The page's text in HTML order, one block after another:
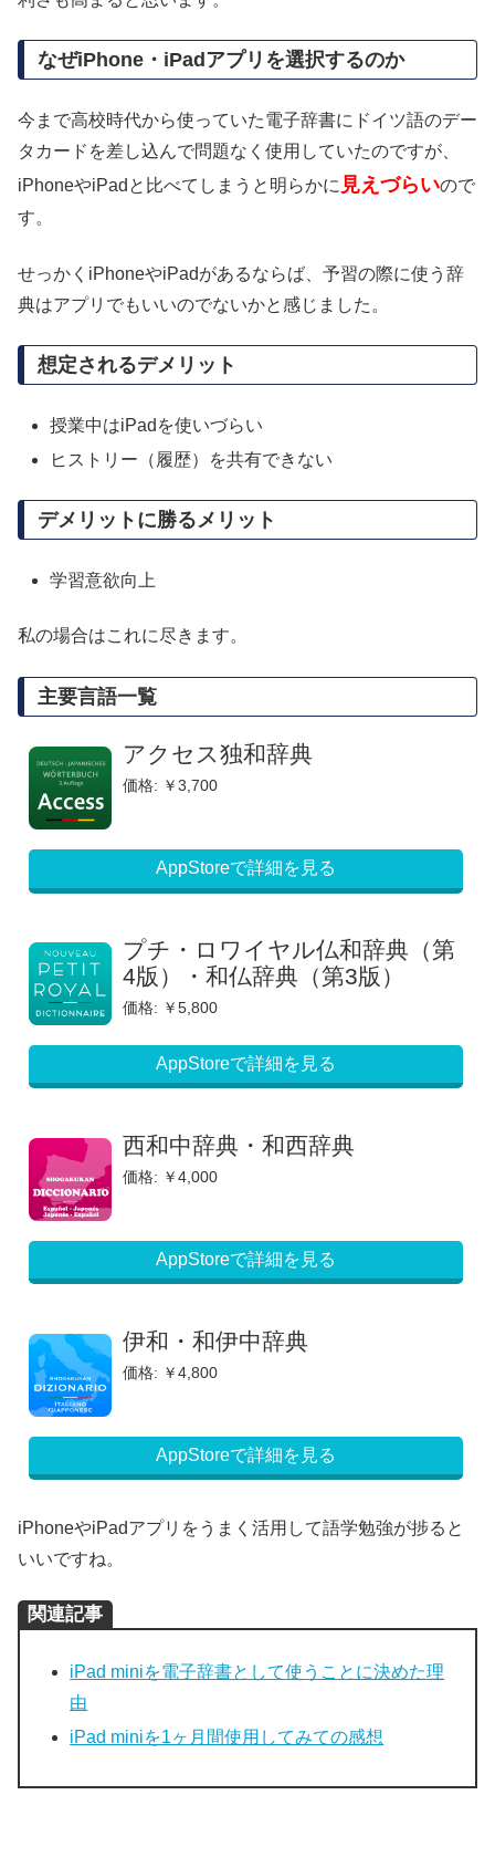
なぜiPhone・iPadアプリを選択するのか
今まで高校時代から使っていた電子辞書にドイツ語のデー
タカードを差し込んで問題なく使用していたのですが、
iPhoneやiPadと比べてしまうと明らかに 見えづらいので
す。
せっかくiPhoneやiPadがあるならば、予習の際に使う辞
典はアプリでもいいのでないかと感じました。
想定されるデメリット
授業中はiPadを使いづらい
ヒストリー（履歴）を共有できない
デメリットに勝るメリット
学習意欲向上
私の場合はこれに尽きます。
主要言語一覧
アクセス独和辞典
価格: ￥3,700
AppStoreで詳細を見る
プチ・ロワイヤル仏和辞典（第
4版）・和仏辞典（第3版）
価格: ￥5,800
AppStoreで詳細を見る
西和中辞典・和西辞典
価格: ￥4,000
AppStoreで詳細を見る
伊和・和伊中辞典
価格: ￥4,800
AppStoreで詳細を見る
iPhoneやiPadアプリをうまく活用して語学勉強が捗ると
いいですね。
関連記事
iPad miniを電子辞書として使うことに決めた理
由
iPad miniを1ヶ月間使用してみての感想